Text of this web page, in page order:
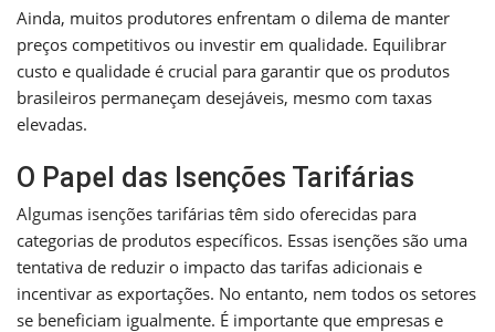
Ainda, muitos produtores enfrentam o dilema de manter
preços competitivos ou investir em qualidade. Equilibrar
custo e qualidade é crucial para garantir que os produtos
brasileiros permaneçam desejáveis, mesmo com taxas
elevadas.
O Papel das Isenções Tarifárias
Algumas isenções tarifárias têm sido oferecidas para
categorias de produtos específicos. Essas isenções são uma
tentativa de reduzir o impacto das tarifas adicionais e
incentivar as exportações. No entanto, nem todos os setores
se beneficiam igualmente. É importante que empresas e